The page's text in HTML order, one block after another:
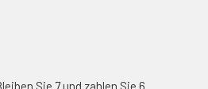
Sie 7 und zahlen Sie 6